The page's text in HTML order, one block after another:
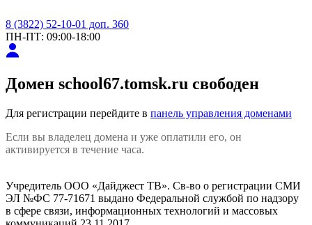
8 (3822) 52-10-01 доп. 360
ПН-ПТ: 09:00-18:00
Домен school67.tomsk.ru свободен
Для регистрации перейдите в панель управления доменами
Если вы владелец домена и уже оплатили его, он
активируется в течение часа.
Учредитель ООО «Дайджест ТВ». Св-во о регистрации СМИ
ЭЛ №ФС 77-71671 выдано Федеральной службой по надзору
в сфере связи, информационных технологий и массовых